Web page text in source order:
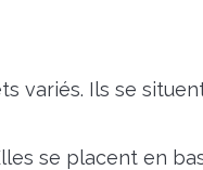
variés. Ils se
se placent en